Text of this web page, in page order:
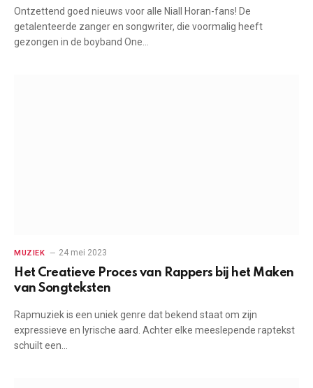
Ontzettend goed nieuws voor alle Niall Horan-fans! De
getalenteerde zanger en songwriter, die voormalig heeft
gezongen in de boyband One…
MUZIEK 24 mei 2023
Het Creatieve Proces van Rappers bij het Maken
van Songteksten
Rapmuziek is een uniek genre dat bekend staat om zijn
expressieve en lyrische aard. Achter elke meeslepende raptekst
schuilt een…